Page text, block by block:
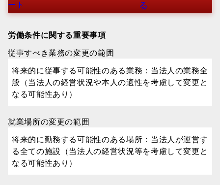
ート
る
労働条件に関する重要事項
従事すべき業務の変更の範囲
将来的に従事する可能性のある業務：当法人の業務全
般（当法人の経営状況や本人の適性を考慮して変更と
なる可能性あり）
就業場所の変更の範囲
将来的に勤務する可能性のある場所：当法人が運営す
る全ての施設（当法人の経営状況等を考慮して変更と
なる可能性あり）